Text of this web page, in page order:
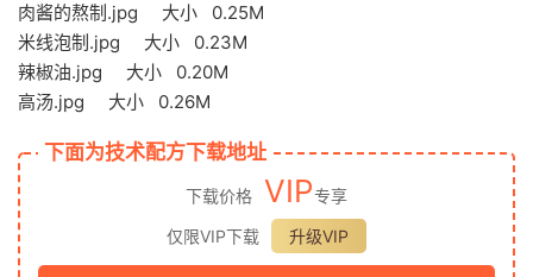
肉酱的熬制.jpg 大小 0.25M
米线泡制.jpg 大小 0.23M
辣椒油.jpg 大小 0.20M
高汤.jpg 大小 0.26M
下面为技术配方下载地址
下载价格 VIP专享
仅限VIP下载
升级VIP